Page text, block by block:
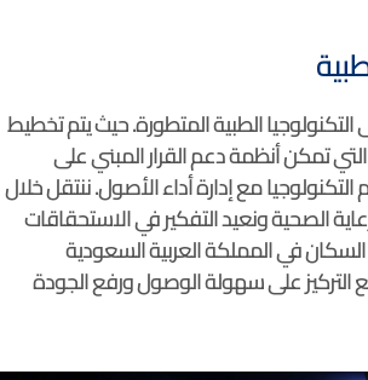
الطبية المتطورة. حيث يتم تخطيط
تمكن أنظمة دعم القرار المبني على
التكنولوجيا مع إدارة أداء الأصول. ننتقل خلال
الصحية ونعيد التفكير في الاستحقاقات
في المملكة العربية السعودية
التركيز على سهولة الوصول ورفع الجودة